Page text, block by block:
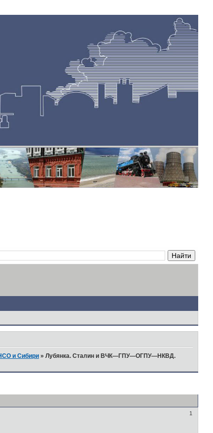
и Сибири »Лубянка. Сталин и ВЧК—ГПУ—ОГПУ—НКВД.
1